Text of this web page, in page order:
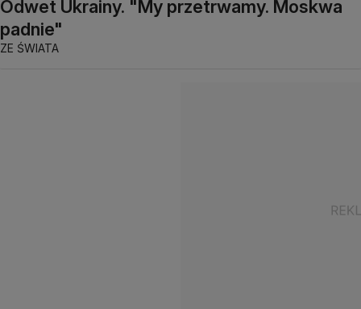
Odwet Ukrainy. "My przetrwamy. Moskwa
padnie"
ZE ŚWIATA